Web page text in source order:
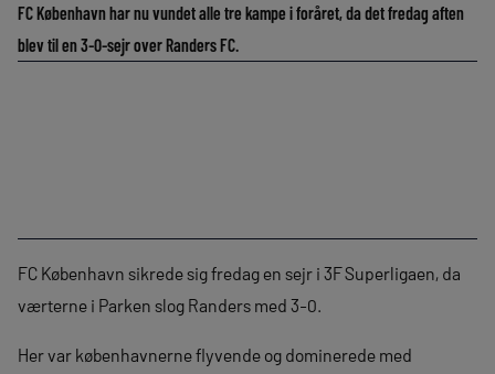
FC København har nu vundet alle tre kampe i foråret, da det fredag aften
blev til en 3-0-sejr over Randers FC.
FC København sikrede sig fredag en sejr i 3F Superligaen, da
værterne i Parken slog Randers med 3-0.
Her var københavnerne flyvende og dominerede med